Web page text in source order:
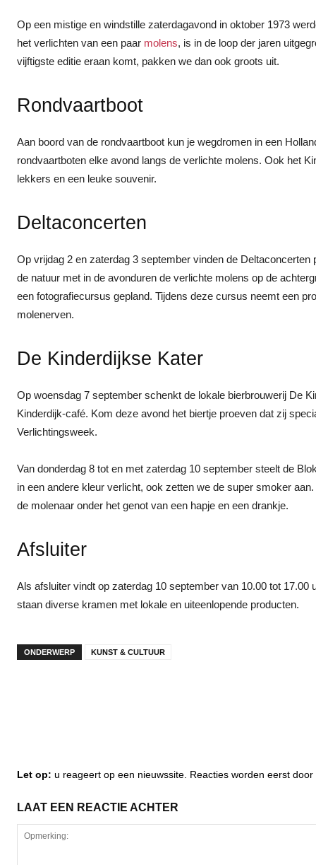
Op een mistige en windstille zaterdagavond in oktober 1973
het verlichten van een paar molens, is in de loop der jaren
vijftigste editie eraan komt, pakken we dan ook groots uit.
Rondvaartboot
Aan boord van de rondvaartboot kun je wegdromen in een
rondvaartboten elke avond langs de verlichte molens. Ook het
lekkers en een leuke souvenir.
Deltaconcerten
Op vrijdag 2 en zaterdag 3 september vinden de
de natuur met in de avonduren de verlichte molens op de
een fotografiecursus gepland. Tijdens deze cursus neemt een
molenerven.
De Kinderdijkse Kater
Op woensdag 7 september schenkt de lokale bierbrouwerij De
Kinderdijk-café. Kom deze avond het biertje proeven dat zij
Verlichtingsweek.
Van donderdag 8 tot en met zaterdag 10 september steelt de
in een andere kleur verlicht, ook zetten we de super smoker
de molenaar onder het genot van een hapje en een drankje.
Afsluiter
Als afsluiter vindt op zaterdag 10 september van 10.00 tot
staan diverse kramen met lokale en uiteenlopende producten.
ONDERWERP KUNST & CULTUUR
Let op: u reageert op een nieuwssite. Reacties worden eerst
LAAT EEN REACTIE ACHTER